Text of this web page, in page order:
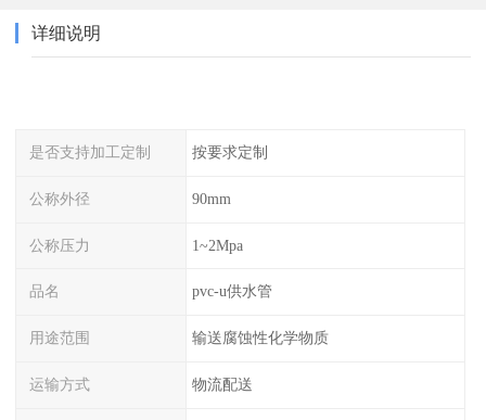
详细说明
是否支持加工定制 按要求定制
公称外径 90mm
公称压力 1~2Mpa
品名 pvc-u供水管
用途范围 输送腐蚀性化学物质
运输方式 物流配送